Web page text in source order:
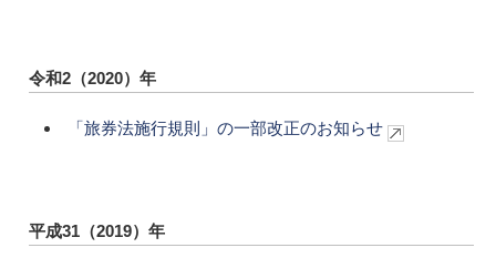
令和2（2020）年
「旅券法施行規則」の一部改正のお知らせ
平成31（2019）年